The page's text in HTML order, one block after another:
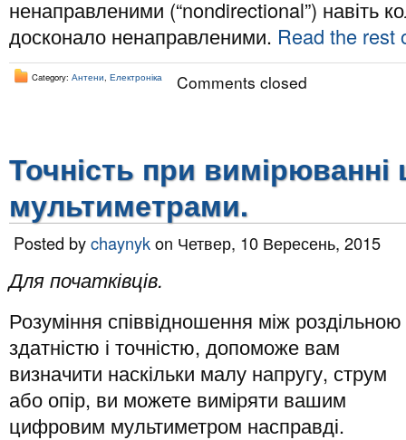
ненаправленими (“nondirectional”) навіть
досконало ненаправленими. Read the rest
Category: Антени, Електроніка Comments closed
Точність при
мультиметрами.
Posted bychaynykon Четвер, 10 Вересень, 2015
Для початківців.
Розуміння співвідношення між роздільною
здатністю і точністю, допоможе вам
визначити наскільки малу напругу, струм
або опір, ви можете виміряти вашим
цифровим мультиметром насправді.